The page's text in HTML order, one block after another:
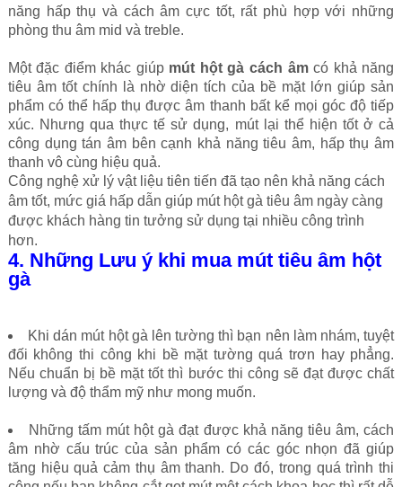
năng hấp thụ và cách âm cực tốt, rất phù hợp với những
phòng thu âm mid và treble.
Một đặc điểm khác giúp mút hột gà cách âmcó khả năng
tiêu âm tốt chính là nhờ diện tích của bề mặt lớn giúp sản
phẩm có thể hấp thụ được âm thanh bất kể mọi góc độ tiếp
xúc. Nhưng qua thực tế sử dụng, mút lại thể hiện tốt ở cả
công dụng tán âm bên cạnh khả năng tiêu âm, hấp thụ âm
thanh vô cùng hiệu quả.
Công nghệ xử lý vật liệu tiên tiến đã tạo nên khả năng cách
âm tốt, mức giá hấp dẫn giúp mút hột gà tiêu âm ngày càng
được khách hàng tin tưởng sử dụng tại nhiều công trình
hơn.
4. Những Lưu ý khi mua mút tiêu âm hột
gà
Khi dán mút hột gà lên tường thì bạn nên làm nhám, tuyệt
đối không thi công khi bề mặt tường quá trơn hay phẳng.
Nếu chuẩn bị bề mặt tốt thì bước thi công sẽ đạt được chất
lượng và độ thẩm mỹ như mong muốn.
Những tấm mút hột gà đạt được khả năng tiêu âm, cách
âm nhờ cấu trúc của sản phẩm có các góc nhọn đã giúp
tăng hiệu quả cảm thụ âm thanh. Do đó, trong quá trình thi